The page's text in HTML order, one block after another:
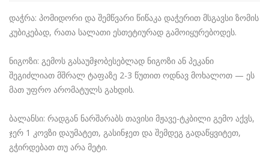
დაჭრა: პომიდორი და შემწვარი წიწაკა დაჭერით მსგავსი ზომის
კუბიკებად, რათა სალათი ესთეტიურად გამოიყურებოდეს.
ნიგოზი: გემოს გასაუმჯობესებლად ნიგოზი ან პეკანი
შეგიძლიათ მშრალ ტაფაზე 2-3 წუთით ოდნავ მოხალოთ — ეს
მათ უფრო არომატულს გახდის.
ბალანსი: რადგან ნარშარაბს თავისი მჟავე-ტკბილი გემო აქვს,
ჯერ 1 კოვზი დაუმატეთ, გასინჯეთ და შემდეგ გადაწყვიტეთ,
გჭირდებათ თუ არა მეტი.